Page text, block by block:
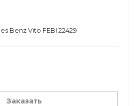
Benz Vito FEBI 22429
Заказать